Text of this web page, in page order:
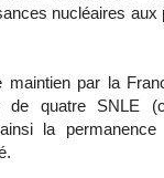
nucléaires aux
par la
de quatre SNLE
la